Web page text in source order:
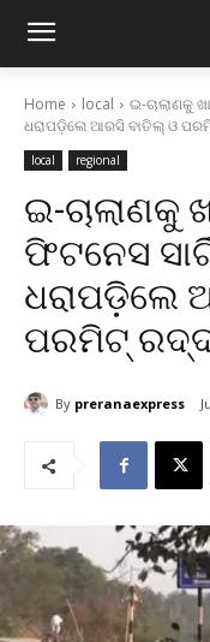
Home local
ଇ-ଚାଲାଣକୁ
ଧରାପଡ଼ିଲେ ଆରସି ବାତିଲ୍ ଓ
local regional
ଇ-ଚାଲାଣକୁ
ଫିଟନେସ
ଧରାପଡ଼ିଲେ
ପରମିଟ୍
By preranaexpress